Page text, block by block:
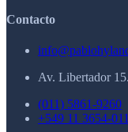
Contacto
Av. Libertador
(011) 5861-9260
+549 11 3654-